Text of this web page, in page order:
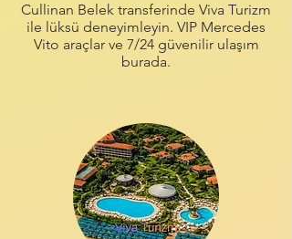
Cullinan Belek transferinde Viva Turizm
ile lüksü deneyimleyin. VIP Mercedes
Vito araçlar ve 7/24 güvenilir ulaşım
burada.